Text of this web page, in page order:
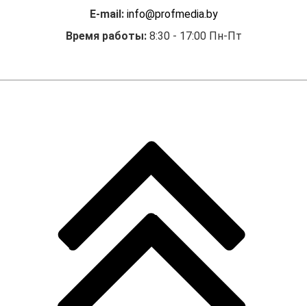
E-mail: info@profmedia.by
Время работы:8:30 - 17:00 Пн-Пт